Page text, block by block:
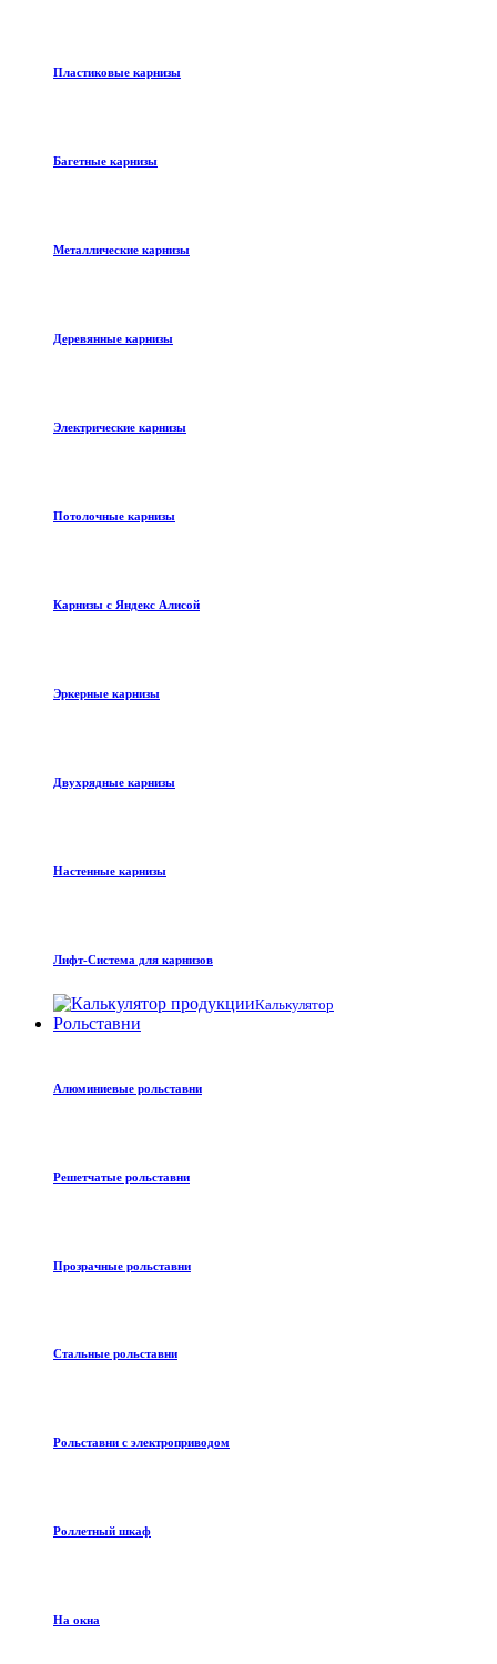
Пластиковые карнизы
Багетные карнизы
Металлические карнизы
Деревянные карнизы
Электрические карнизы
Потолочные карнизы
Карнизы с Яндекс Алисой
Эркерные карнизы
Двухрядные карнизы
Настенные карнизы
Лифт-Система для карнизов
Калькулятор
Рольставни
Алюминиевые рольставни
Решетчатые рольставни
Прозрачные рольставни
Стальные рольставни
Рольставни с электроприводом
Роллетный шкаф
На окна